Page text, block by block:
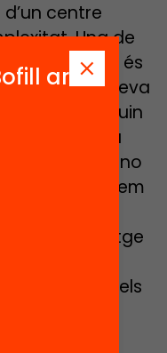
centre
Una de
ara mateix és
de la seva
se que estiguin
ells. “Encara
però, si no
patir. Els farem
vinent”,
un missatge
i famílies
benestar dels
dels
ara